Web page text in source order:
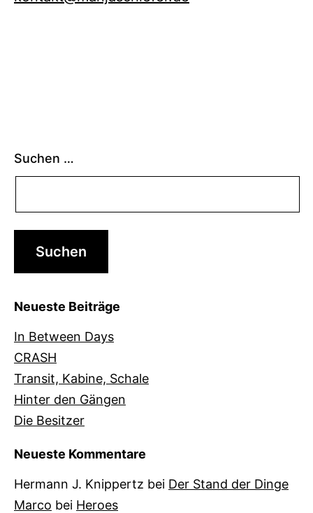
Suchen …
Neueste Beiträge
In Between Days
CRASH
Transit, Kabine, Schale
Hinter den Gängen
Die Besitzer
Neueste Kommentare
Hermann J. Knippertz bei Der Stand der Dinge
Marco bei Heroes